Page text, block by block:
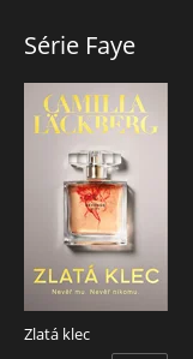
připravený zničit
především ochránit
dílo, úspěšnou
kolem sebe okruh
plán na
uskutečnit, když je
se totiž, že spojil
nezastaví vůbec
Audiokniha
Awards 2025.
Vychází v překladu
Série Faye
Zlatá klec